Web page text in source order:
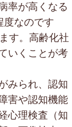
率が高くなる
度なのです
す。高齢化社
いくことが考
みられ、認知
害や認知機能
心理検査（知